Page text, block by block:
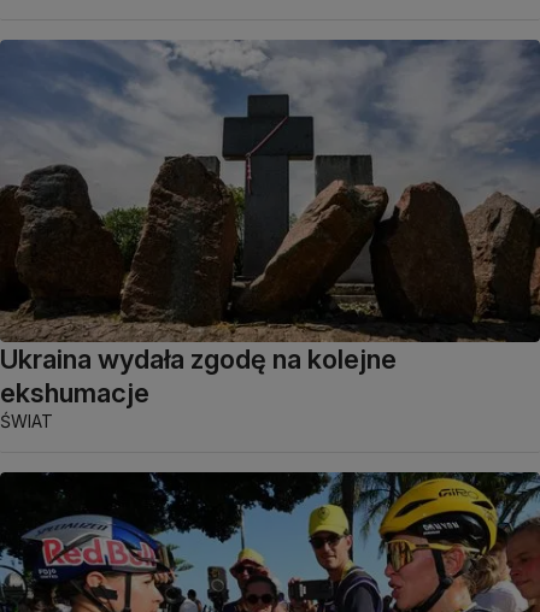
Ukraina wydała zgodę na kolejne
ekshumacje
ŚWIAT